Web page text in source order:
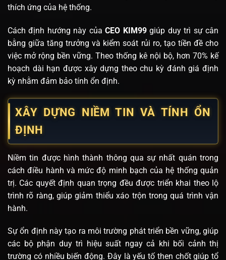
thích ứng của hệ thống.
Cách định hướng này củaCEO KIM99giúp duy trì sự cân
bằng giữa tăng trưởng và kiểm soát rủi ro, tạo tiền đề cho
việc mở rộng bền vững. Theo thống kê nội bộ, hơn 70% kế
hoạch dài hạn được xây dựng theo chu kỳ đánh giá định
kỳ nhằm đảm bảo tính ổn định.
XÂY DỰNG NIỀM TIN VÀ TÍNH ỔN
ĐỊNH
Niềm tin được hình thành thông qua sự nhất quán trong
cách điều hành và mức độ minh bạch của hệ thống quản
trị. Các quyết định quan trọng đều được triển khai theo lộ
trình rõ ràng, giúp giảm thiểu xáo trộn trong quá trình vận
hành.
Sự ổn định này tạo ra môi trường phát triển bền vững, giúp
các bộ phận duy trì hiệu suất ngay cả khi bối cảnh thị
trường có nhiều biến động. Đây là yếu tố then chốt giúp tổ